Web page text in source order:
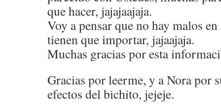
que hacer, jajajaajaja.
Voy a pensar que no hay malos
tienen que importar, jajaajaja.
Muchas gracias por esta
Gracias por leerme, y a Nora por
efectos del bichito, jejeje.